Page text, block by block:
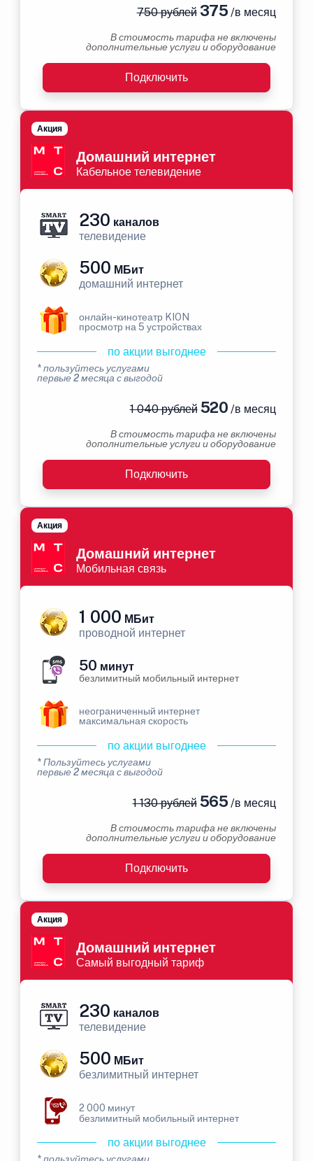
750 рублей375 /в месяц
В стоимость тарифа не включены
дополнительные услуги и оборудование
Подключить
Домашний интернет
Кабельное телевидение
Акция
230 каналов
телевидение
500 МБит
домашний интернет
онлайн-кинотеатр KION
просмотр на 5 устройствах
по акции выгоднее
* пользуйтесь услугами
первые 2 месяца с выгодой
1 040 рублей520 /в месяц
В стоимость тарифа не включены
дополнительные услуги и оборудование
Подключить
Домашний интернет
Мобильная связь
Акция
1 000 МБит
проводной интернет
50 минут
безлимитный мобильный интернет
неограниченный интернет
максимальная скорость
по акции выгоднее
* Пользуйтесь услугами
первые 2 месяца с выгодой
1 130 рублей565 /в месяц
В стоимость тарифа не включены
дополнительные услуги и оборудование
Подключить
Домашний интернет
Самый выгодный тариф
Акция
230 каналов
телевидение
500 МБит
безлимитный интернет
2 000 минут
безлимитный мобильный интернет
по акции выгоднее
* пользуйтесь услугами